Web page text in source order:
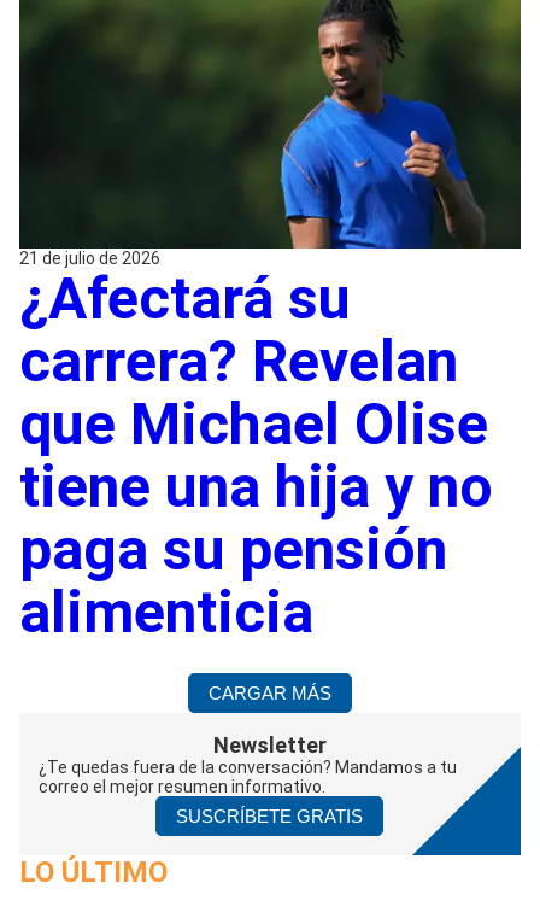
21 de julio de 2026
¿Afectará su
carrera? Revelan
que Michael Olise
tiene una hija y no
paga su pensión
alimenticia
CARGAR MÁS
Newsletter
¿Te quedas fuera de la conversación? Mandamos a tu
correo el mejor resumen informativo.
SUSCRÍBETE GRATIS
LO ÚLTIMO